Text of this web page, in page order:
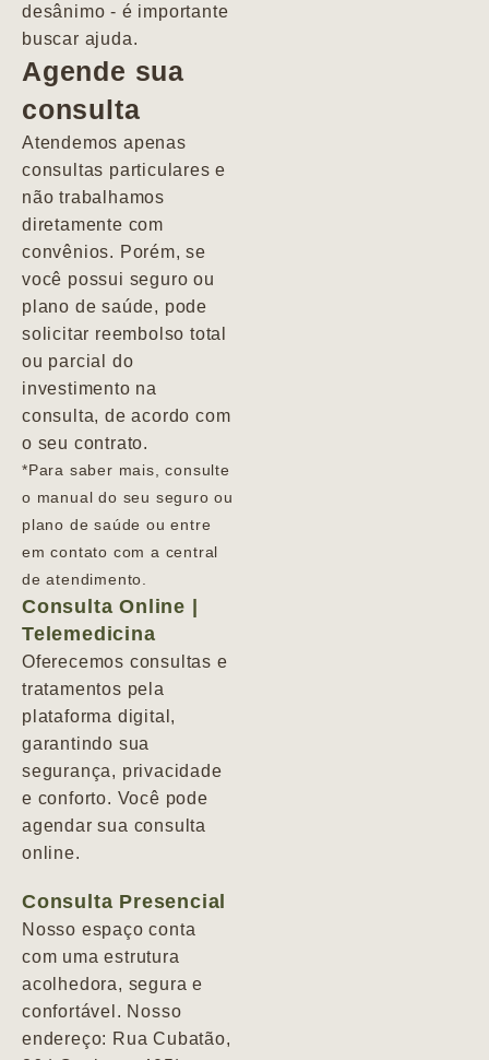
desânimo - é importante
buscar ajuda.
Agende sua
consulta
Atendemos apenas
consultas particulares e
não trabalhamos
diretamente com
convênios. Porém, se
você possui seguro ou
plano de saúde, pode
solicitar reembolso total
ou parcial do
investimento na
consulta, de acordo com
o seu contrato.
*Para saber mais, consulte
o manual do seu seguro ou
plano de saúde ou entre
em contato com a central
de atendimento.
Consulta Online |
Telemedicina
Oferecemos consultas e
tratamentos pela
plataforma digital,
garantindo sua
segurança, privacidade
e conforto. Você pode
agendar sua consulta
online.
Consulta Presencial
Nosso espaço conta
com uma estrutura
acolhedora, segura e
confortável. Nosso
endereço: Rua Cubatão,